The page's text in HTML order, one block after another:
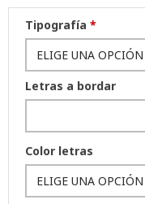
Tipografía *
Letras a bordar
Color letras